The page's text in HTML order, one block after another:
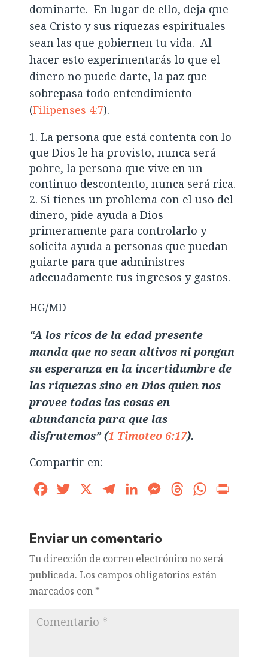
dominarte. En lugar de ello, deja que
sea Cristo y sus riquezas espirituales
sean las que gobiernen tu vida. Al
hacer esto experimentarás lo que el
dinero no puede darte, la paz que
sobrepasa todo entendimiento
(Filipenses 4:7).
La persona que está contenta con lo
que Dios le ha provisto, nunca será
pobre, la persona que vive en un
continuo descontento, nunca será rica.
Si tienes un problema con el uso del
dinero, pide ayuda a Dios
primeramente para controlarlo y
solicita ayuda a personas que puedan
guiarte para que administres
adecuadamente tus ingresos y gastos.
HG/MD
“A los ricos de la edad presente
manda que no sean altivos ni pongan
su esperanza en la incertidumbre de
las riquezas sino en Dios quien nos
provee todas las cosas en
abundancia para que las
disfrutemos” (1 Timoteo 6:17).
Compartir en:
FacebookTwitter TelegramLinkedInMessengerThreadsWhatsApp
Enviar un comentario
Tu dirección de correo electrónico no será
publicada. Los campos obligatorios están
marcados con *